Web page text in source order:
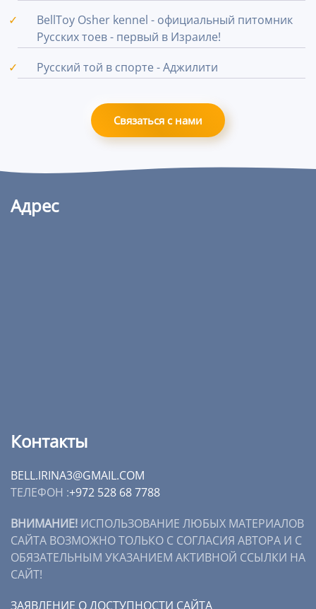
BellToy Osher kennel - официальный питомник
Русских тоев - первый в Израиле!
Русский той в спорте - Аджилити
Связаться с нами
Адрес
Контакты
BELL.IRINA3@GMAIL.COM
ТЕЛЕФОН :+972 528 68 7788
ВНИМАНИЕ! ИСПОЛЬЗОВАНИЕ ЛЮБЫХ МАТЕРИАЛОВ
САЙТА ВОЗМОЖНО ТОЛЬКО С СОГЛАСИЯ АВТОРА И С
ОБЯЗАТЕЛЬНЫМ УКАЗАНИЕМ АКТИВНОЙ ССЫЛКИ НА
САЙТ!
ЗАЯВЛЕНИЕ О ДОСТУПНОСТИ САЙТА